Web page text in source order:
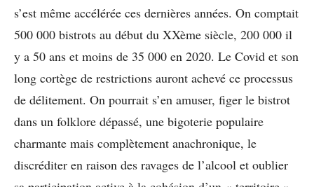
s’est même accélérée ces dernières années. On comptait
500 000 bistrots au début du XXème siècle, 200 000 il
y a 50 ans et moins de 35 000 en 2020. Le Covid et son
long cortège de restrictions auront achevé ce processus
de délitement. On pourrait s’en amuser, figer le bistrot
dans un folklore dépassé, une bigoterie populaire
charmante mais complètement anachronique, le
discréditer en raison des ravages de l’alcool et oublier